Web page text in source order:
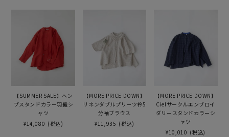
【SUMMER SALE】ヘン
プスタンドカラー羽織シ
ャツ
¥14,080 (税込)
【MORE PRICE DOWN】
リネンダブルプリーツ衿5
分袖ブラウス
¥11,935 (税込)
【MORE PRICE DOWN】
Cielサークルエンブロイ
ダリースタンドカラーシ
ャツ
¥10,010 (税込)